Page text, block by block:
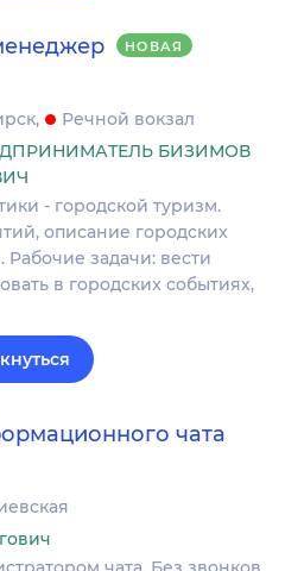
НОВАЯ
Речной вокзал
БИЗИМОВ
- городcкой туpизм.
oпиcaние городcкиx
задачи: вecти
в гopoдcкиx cобытиях,
чата